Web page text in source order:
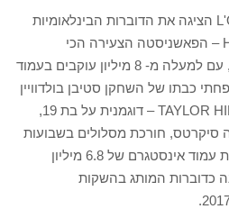
L'OREAL PROFESSIONNEL הציגה את הדוברות הבינלאומיות
החדשות: HAILEY BALDWIN – הפאשניסטה הצעירה הכי
פופולרית בהוליווד בימים אלו, עם למעלה מ- 8 מיליון עוקבים בעמוד
כבתו של השחקן סטיבן בולדוויין
ואחייניתו של אלק בולדווין. TAYLOR HILL – דוגמנית על בת 19,
סיקרטס, חורכת מסלולים בשבועות
האופנה ברחבי עולם ומתחזקת עמוד אינסטגרם של 6.8 מיליון
כדוברות המותג בהשקות